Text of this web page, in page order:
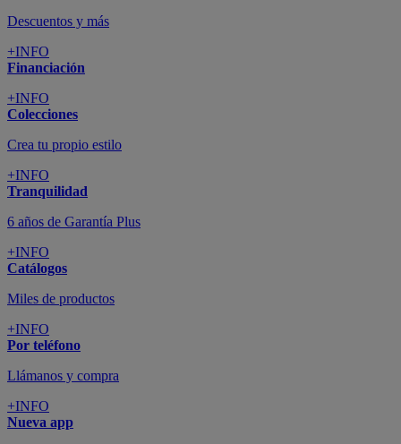
Descuentos y más
+INFO
Financiación
+INFO
Colecciones
Crea tu propio estilo
+INFO
Tranquilidad
6 años de Garantía Plus
+INFO
Catálogos
Miles de productos
+INFO
Por teléfono
Llámanos y compra
+INFO
Nueva app